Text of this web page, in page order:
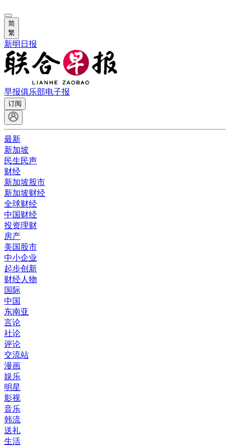
简
繁
新明日报
早报俱乐部电子报
订阅
最新
新加坡
民生民声
财经
新加坡股市
新加坡财经
全球财经
中国财经
投资理财
房产
美国股市
中小企业
起步创新
财经人物
国际
中国
东南亚
言论
社论
评论
交流站
漫画
娱乐
明星
影视
音乐
韩流
送礼
生活